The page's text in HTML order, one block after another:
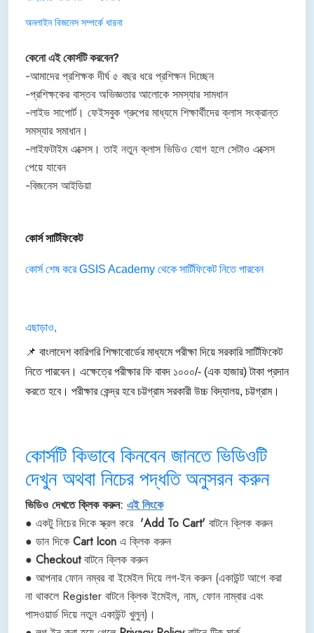
অনলাইন বিজনেস সম্পর্কে ধারনা
কেনো এই কোর্সটি করবেন?
-আমাদের প্রশিক্ষক দীর্ঘ ৫ বছর ধরে প্রশিক্ষন দিচ্ছেন
-প্রশিক্ষকের বাস্তব অভিজ্ঞতার আলোকে সমস্যার সামধান
-লাইভ সাপোর্ট। ফেইসবুক গ্রুপের মাধ্যমে শিক্ষার্থীদের ক্লাস সংক্রান্ত
সমস্যার সমাধান।
-লাইফটাইম এক্সেস। তাই নতুন ক্লাস ভিডিও যোগ হলে সেটাও এক্সেস
পেয়ে যাবেন
-বিজনেস আইডিয়া
কোর্স সার্টিফিকেট
কোর্স শেষ করেGSIS Academy থেকে সার্টিফিকেট নিতে পারবেন
এছাড়াও,
📌 বাংলাদেশ কারিগরি শিক্ষাবোর্ডের মাধ্যমে পরীক্ষা দিয়ে সরকারি সার্টিফিকেট
নিতে পারবেন। এক্ষেত্রে পরীক্ষার ফি বাবদ ১০০০/- (এক হাজার) টাকা প্রদান
করতে হবে। পরীক্ষার কেন্দ্র হবে চট্টগ্রাম সরকারী উচ্চ বিদ্যালয়, চট্টগ্রাম।
কোর্সটি কিভাবে কিনবেন জানতে ভিডিওটি
দেখুন অথবা নিচের পদ্ধতি অনুসরন করুন
ভিডিও দেখতে ক্লিক করুন: এই লিংকে
● একটু নিচের দিকে স্ক্রল করে 'Add To Cart' বাটনে ক্লিক করুন
● ডান দিকে Cart Icon এ ক্লিক করুন
● Checkoutবাটনে ক্লিক করুন
● আপনার ফোন নম্বর বা ইমেইল দিয়ে লগ-ইন করুন (একাউন্ট আগে করা
না থাকলে Register বাটনে ক্লিক ইমেইল, নাম, ফোন নাম্বার এবং
পাসওয়ার্ড দিয়ে নতুন একাউন্ট খুলুন)।